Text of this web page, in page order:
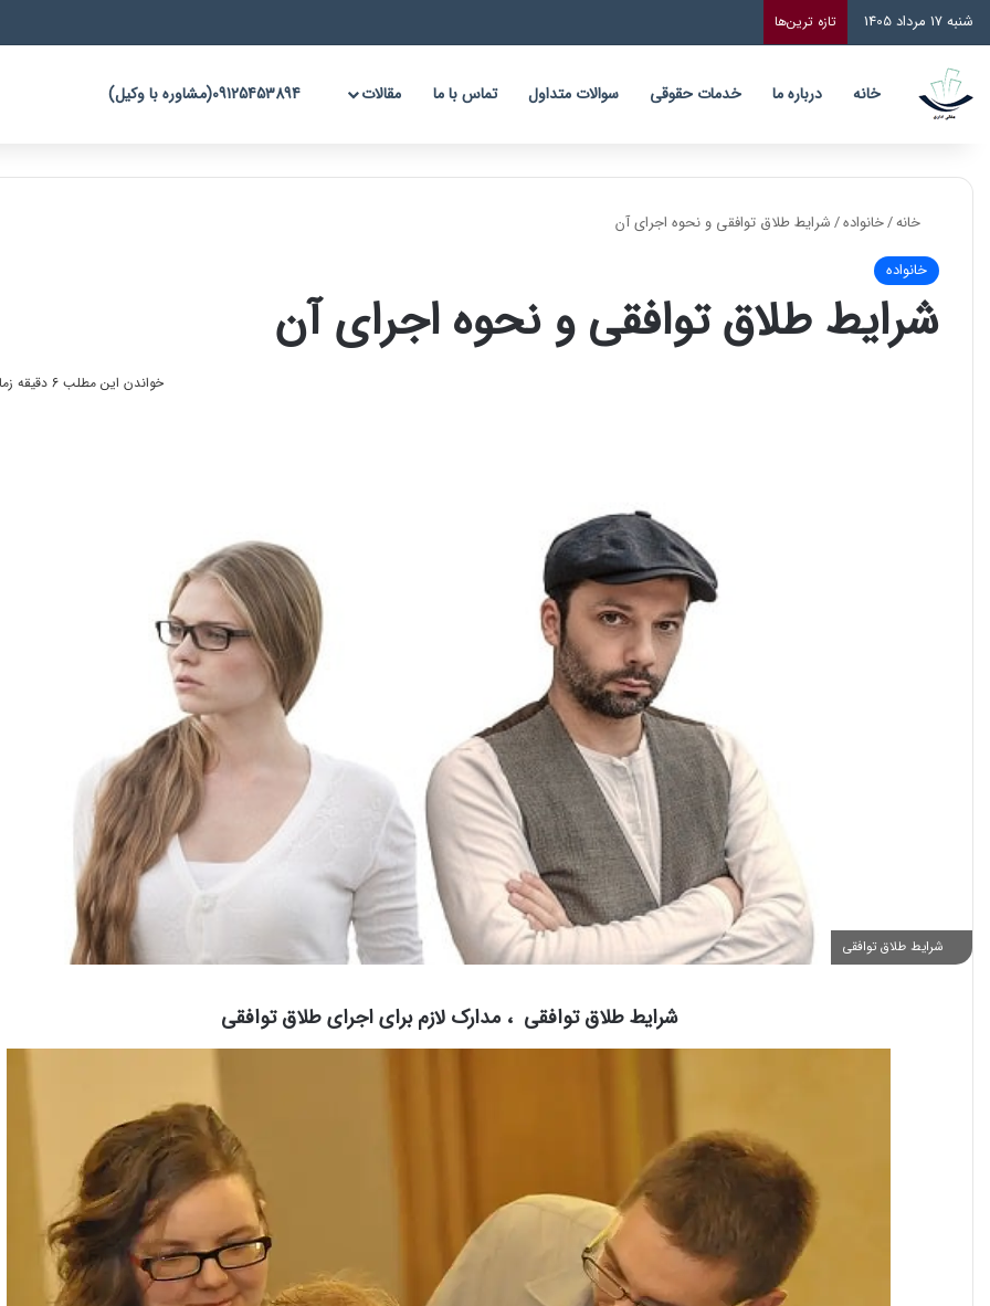
شنبه 17 مرداد 1405 تازه‌ ترین‌ها
خانه درباره ما خدمات حقوقی سوالات متداول تماس با ما مقالات
خانه/خانواده/شرایط طلاق توافقی و نحوه اجرای آن
خانواده
شرایط طلاق توافقی و نحوه اجرای آن
خواندن این مطلب 6 دقیقه زمان میبرد
شرایط طلاق توافقی
شرایط طلاق توافقی ، مدارک لازم برای اجرای طلاق توافقی